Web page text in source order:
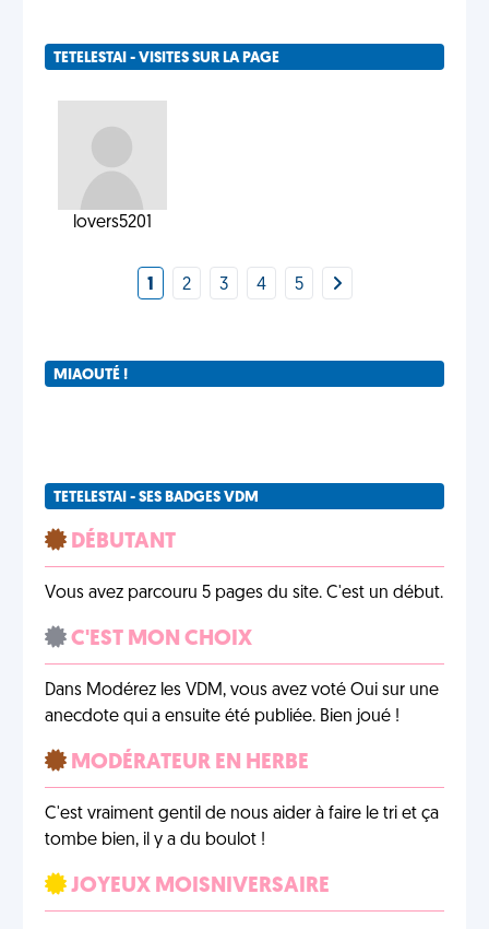
TETELESTAI - VISITES SUR LA PAGE
lovers5201
1 2 3 4 5
MIAOUTÉ !
TETELESTAI - SES BADGES VDM
DÉBUTANT
Vous avez parcouru 5 pages du site. C'est un début.
C'EST MON CHOIX
Dans Modérez les VDM, vous avez voté Oui sur une
anecdote qui a ensuite été publiée. Bien joué !
MODÉRATEUR EN HERBE
C'est vraiment gentil de nous aider à faire le tri et ça
tombe bien, il y a du boulot !
JOYEUX MOISNIVERSAIRE